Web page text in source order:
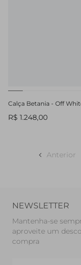
Calça Betania - Off
R$ 1.248,00
Anterior
NEWSLETTER
Mantenha-se
aproveite um
compra